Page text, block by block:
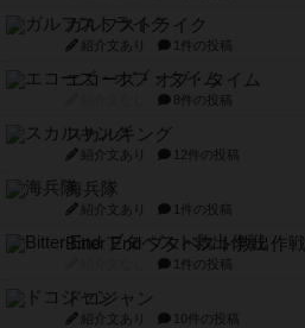
ガルフストライク
紹介文あり 1件の投稿
エコーズ・オブ・タイム
8件の投稿
スカルキング
紹介文あり 12件の投稿
海兵隊
紹介文あり 1件の投稿
Bitter End ブタペスト救出作戦
1件の投稿
ドコジャン
紹介文あり 10件の投稿